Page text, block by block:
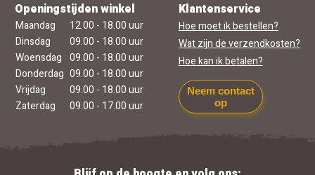
Openingstijden winkel
Maandag
12.00 - 18.00 uur
Dinsdag
09.00 - 18.00 uur
Woensdag 09.00 - 18.00 uur
Donderdag 09.00 - 18.00 uur
Vrijdag
09.00 - 18.00 uur
Zaterdag
09.00 - 17.00 uur
Klantenservice
Hoe moet ik bestellen?
Wat zijn de verzendkosten?
Hoe kan ik betalen?
Neem contact
op